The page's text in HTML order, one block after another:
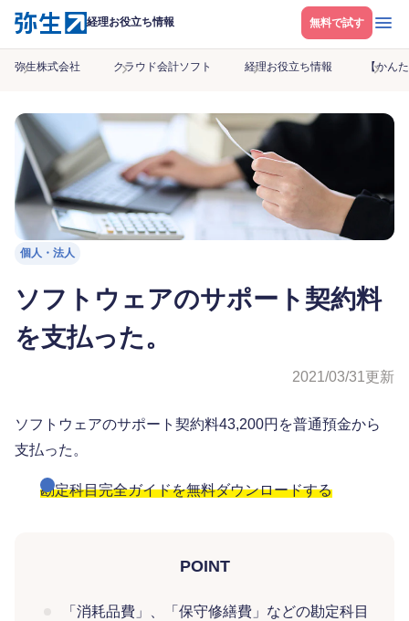
経理お役立ち情報 無料で試す メニ
弥生株式会社 クラウド会計ソフト 経理お役立ち情報 【かん
個人・法人
ソフトウェアのサポート契約料
を支払った。
2021/03/31更新
ソフトウェアのサポート契約料43,200円を普通預金から
支払った。
勘定科目完全ガイドを無料ダウンロードする
POINT
「消耗品費」、「保守修繕費」などの勘定科目